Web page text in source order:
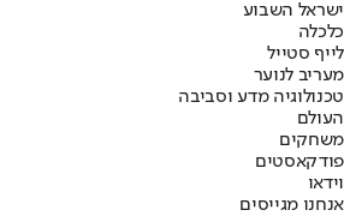
ישראל השבוע
כלכלה
לייף סטייל
מעריב לנוער
טכנולוגיה מדע וסביבה
העולם
משחקים
פודקאסטים
וידאו
אנחנו מגייסים